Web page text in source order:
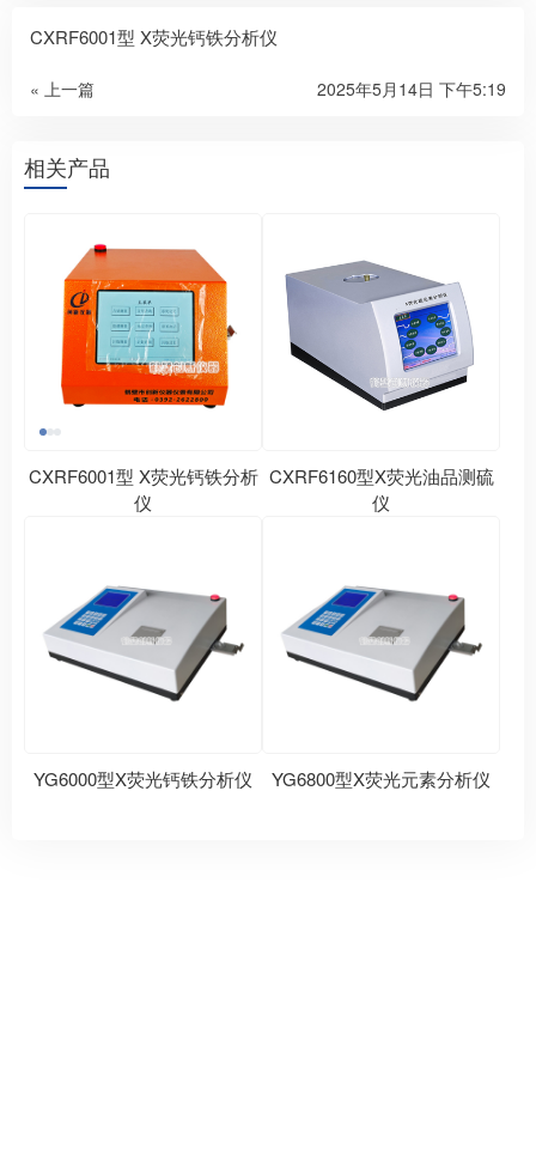
CXRF6001型 X荧光钙铁分析仪
« 上一篇 2025年5月14日 下午5:19
相关产品
CXRF6001型 X荧光钙铁分析
仪
CXRF6160型X荧光油品测硫
仪
YG6000型X荧光钙铁分析仪 YG6800型X荧光元素分析仪